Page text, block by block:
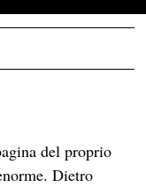
del proprio
Dietro